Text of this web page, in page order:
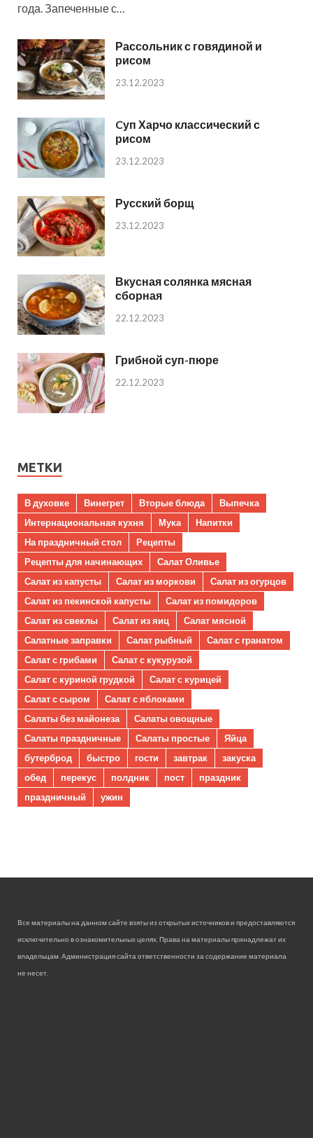
года. Запеченные с…
Рассольник с говядиной и
рисом
23.12.2023
Cуп Харчо классический с
рисом
23.12.2023
Русский борщ
23.12.2023
Вкусная солянка мясная
сборная
22.12.2023
Грибной суп-пюре
22.12.2023
МЕТКИ
В духовке Винегрет Вторые блюда
Выпечка
Интернациональная кухня
Мука
Напитки
На праздничный стол
Рецепты
Рецепты для начинающих
Салат Оливье
Салат из капусты
Салат из моркови
Салат из огурцов
Салат из пекинской капусты
Салат из помидоров
Салат из свеклы
Салат из яиц
Салат мясной
Салатные заправки
Салат рыбный
Салат с гранатом
Салат с грибами
Салат с кукурузой
Салат с куриной грудкой
Салат с курицей
Салат с сыром
Салат с яблоками
Салаты без майонеза
Салаты овощные
Салаты праздничные
Салаты простые
Яйца
бутерброд
быстро гости завтрак
закуска
обед
перекус полдник пост
праздник
праздничный
ужин
Все материалы на данном сайте взяты из открытых источников и предоставляются
исключительно в ознакомительных целях. Права на материалы принадлежат их
владельцам. Администрация сайта ответственности за содержание материала
не несет.